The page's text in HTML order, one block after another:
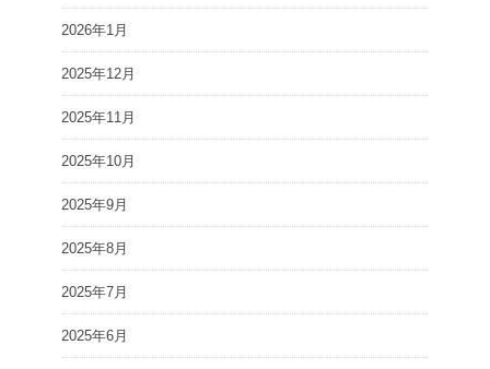
2026年1月
2025年12月
2025年11月
2025年10月
2025年9月
2025年8月
2025年7月
2025年6月